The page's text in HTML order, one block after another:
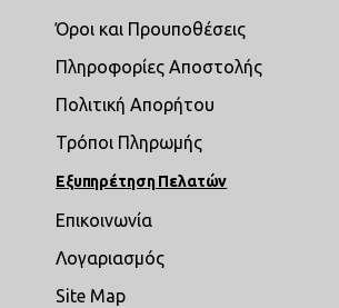
Όροι και Προυποθέσεις
Πληροφορίες Αποστολής
Πολιτική Απορήτου
Τρόποι Πληρωμής
Εξυπηρέτηση Πελατών
Επικοινωνία
Λογαριασμός
Site Map